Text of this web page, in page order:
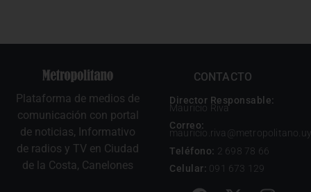
Plataforma de medios de
comunicación con portal
de noticias, Informativo
de radios y TV en Ciudad
de la Costa, Canelones
CONTACTO
Director Responsable:
Mauricio Riva
Correo:
mauricio.riva@metropolitano.uy
Teléfono: 2 698 78 66
Celular: 091 673 129